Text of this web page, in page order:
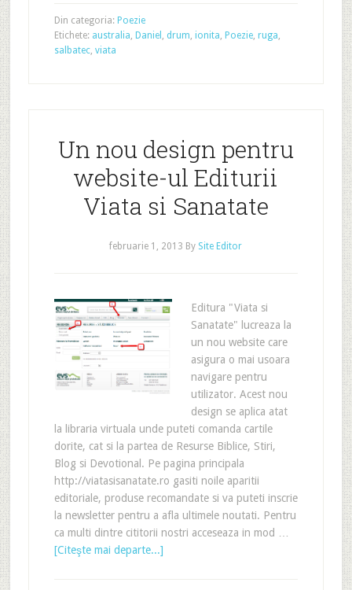
Din categoria: Poezie
Etichete: australia, Daniel , drum, ionita, Poezie, ruga,
salbatec, viata
Un nou design pentru
website-ul Editurii
Viata si Sanatate
februarie 1, 2013 By Site Editor
Editura "Viata si
Sanatate" lucreaza la
un nou website care
asigura o mai usoara
navigare pentru
utilizator. Acest nou
design se aplica atat
la libraria virtuala unde puteti comanda cartile
dorite, cat si la partea de Resurse Biblice, Stiri,
Blog si Devotional. Pe pagina principala
http://viatasisanatate.ro gasiti noile aparitii
editoriale, produse recomandate si va puteti inscrie
la newsletter pentru a afla ultimele noutati. Pentru
ca multi dintre cititorii nostri acceseaza in mod …
[Citeşte mai departe...]